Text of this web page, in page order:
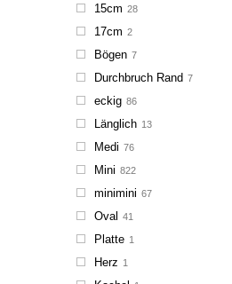
15cm 28
17cm 2
Bögen 7
Durchbruch Rand 7
eckig 86
Länglich 13
Medi 76
Mini 822
minimini 67
Oval 41
Platte 1
Herz 1